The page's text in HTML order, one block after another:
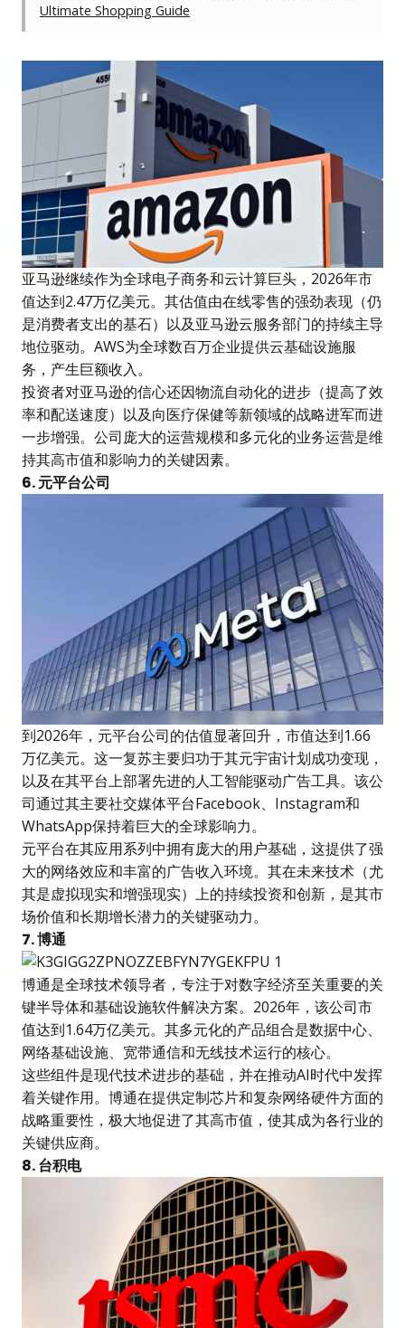
Ultimate Shopping Guide
亚马逊继续作为全球电子商务和云计算巨头，2026年市
值达到2.47万亿美元。其估值由在线零售的强劲表现（仍
是消费者支出的基石）以及亚马逊云服务部门的持续主导
地位驱动。AWS为全球数百万企业提供云基础设施服
务，产生巨额收入。
投资者对亚马逊的信心还因物流自动化的进步（提高了效
率和配送速度）以及向医疗保健等新领域的战略进军而进
一步增强。公司庞大的运营规模和多元化的业务运营是维
持其高市值和影响力的关键因素。
6. 元平台公司
到2026年，元平台公司的估值显著回升，市值达到1.66
万亿美元。这一复苏主要归功于其元宇宙计划成功变现，
以及在其平台上部署先进的人工智能驱动广告工具。该公
司通过其主要社交媒体平台Facebook、Instagram和
WhatsApp保持着巨大的全球影响力。
元平台在其应用系列中拥有庞大的用户基础，这提供了强
大的网络效应和丰富的广告收入环境。其在未来技术（尤
其是虚拟现实和增强现实）上的持续投资和创新，是其市
场价值和长期增长潜力的关键驱动力。
7. 博通
博通是全球技术领导者，专注于对数字经济至关重要的关
键半导体和基础设施软件解决方案。2026年，该公司市
值达到1.64万亿美元。其多元化的产品组合是数据中心、
网络基础设施、宽带通信和无线技术运行的核心。
这些组件是现代技术进步的基础，并在推动AI时代中发挥
着关键作用。博通在提供定制芯片和复杂网络硬件方面的
战略重要性，极大地促进了其高市值，使其成为各行业的
关键供应商。
8. 台积电